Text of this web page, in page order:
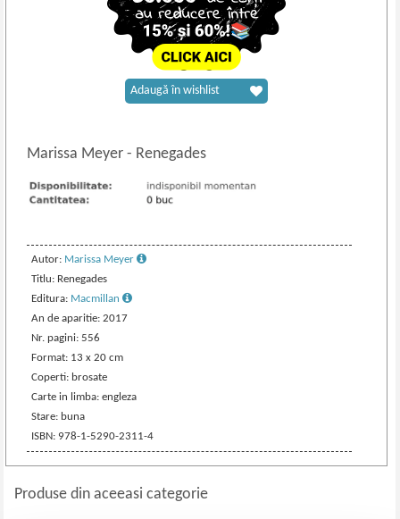
Marissa Meyer- Renegades
Autor: Marissa Meyer
Titlu: Renegades
Editura: Macmillan
An de aparitie: 2017
Nr. pagini: 556
Format: 13 x 20 cm
Coperti: brosate
Carte in limba: engleza
Stare: buna
ISBN: 978-1-5290-2311-4
Adaugă în wishlist
Produse din aceeasi categorie